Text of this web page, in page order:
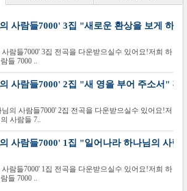
사람들7000' 3집 "새로운 환상을 보게 하소
사람들7000' 3집 전곡을 다운받으실수 있어요!저희 하
들 7000 ..
사람들7000' 2집 "새 영을 부어 주소서" 전
님의 사람들7000' 2집 전곡을 다운받으실수 있어요!저
사람들 7..
사람들7000' 1집 "일어나라 하나님의 사람
사람들7000' 1집 전곡을 다운받으실수 있어요!저희 하
들 7000 ..